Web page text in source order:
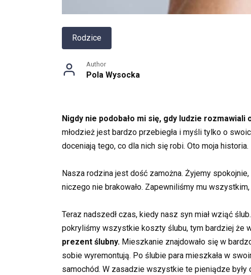
Rodzice
Author
Pola Wysocka
Nigdy nie podobało mi się, gdy ludzie
młodzież jest bardzo przebiegła i myśli tylko o
doceniają tego, co dla nich się robi. Oto moja historia.
Nasza rodzina jest dość zamożna. Żyjemy
niczego nie brakowało. Zapewniliśmy mu
Teraz nadszedł czas, kiedy nasz syn miał wziąć
pokryliśmy wszystkie koszty ślubu, tym bardziej że
prezent ślubny. Mieszkanie znajdowało się w
sobie wyremontują. Po ślubie para mieszkała w
samochód. W zasadzie wszystkie te pieniądze były